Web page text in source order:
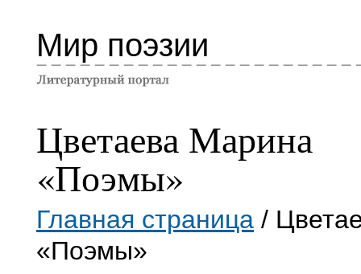
Мир поэзии
Цветаева Марина
«Поэмы»
Главная страница /
«Поэмы»